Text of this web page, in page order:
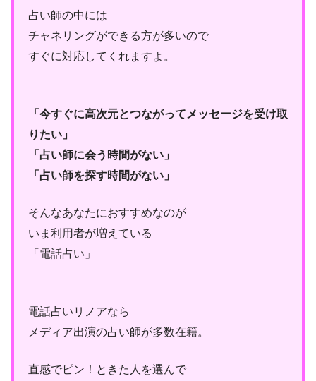
占い師の中には
チャネリングができる方が多いので
すぐに対応してくれますよ。
「今すぐに高次元とつながってメッセージを受け取
りたい」
「占い師に会う時間がない」
「占い師を探す時間がない」
そんなあなたにおすすめなのが
いま利用者が増えている
「電話占い」
電話占いリノアなら
メディア出演の占い師が多数在籍。
直感でピン！ときた人を選んで